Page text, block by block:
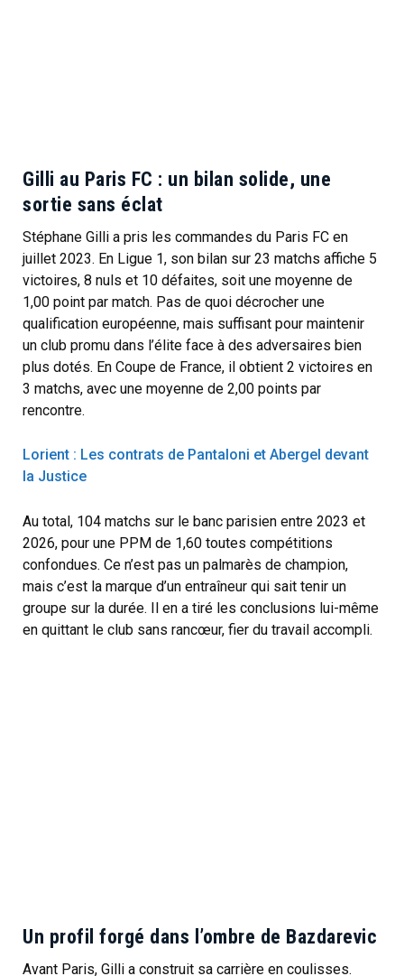
Gilli au Paris FC : un bilan solide, une
sortie sans éclat
Stéphane Gilli a pris les commandes du Paris FC en
juillet 2023. En Ligue 1, son bilan sur 23 matchs affiche 5
victoires, 8 nuls et 10 défaites, soit une moyenne de
1,00 point par match. Pas de quoi décrocher une
qualification européenne, mais suffisant pour maintenir
un club promu dans l’élite face à des adversaires bien
plus dotés. En Coupe de France, il obtient 2 victoires en
3 matchs, avec une moyenne de 2,00 points par
rencontre.
Lorient : Les contrats de Pantaloni et Abergel devant
la Justice
Au total, 104 matchs sur le banc parisien entre 2023 et
2026, pour une PPM de 1,60 toutes compétitions
confondues. Ce n’est pas un palmarès de champion,
mais c’est la marque d’un entraîneur qui sait tenir un
groupe sur la durée. Il en a tiré les conclusions lui-même
en quittant le club sans rancœur, fier du travail accompli.
Un profil forgé dans l’ombre de Bazdarevic
Avant Paris, Gilli a construit sa carrière en coulisses.